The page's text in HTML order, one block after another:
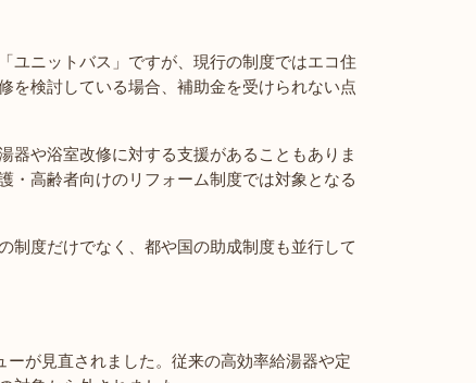
ユニットバス」ですが、現行の制度ではエコ住
を検討している場合、補助金を受けられない点
器や浴室改修に対する支援があることもありま
・高齢者向けのリフォーム制度では対象となる
制度だけでなく、都や国の助成制度も並行して
が見直されました。従来の高効率給湯器や定